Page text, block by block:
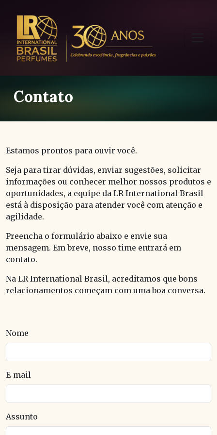
Contato
Estamos prontos para ouvir você.
Seja para tirar dúvidas, enviar sugestões, solicitar
informações ou conhecer melhor nossos produtos e
oportunidades, a equipe da LR International Brasil
está à disposição para atender você com atenção e
agilidade.
Preencha o formulário abaixo e envie sua
mensagem. Em breve, nosso time entrará em
contato.
Na LR International Brasil, acreditamos que bons
relacionamentos começam com uma boa conversa.
Nome
E-mail
Assunto